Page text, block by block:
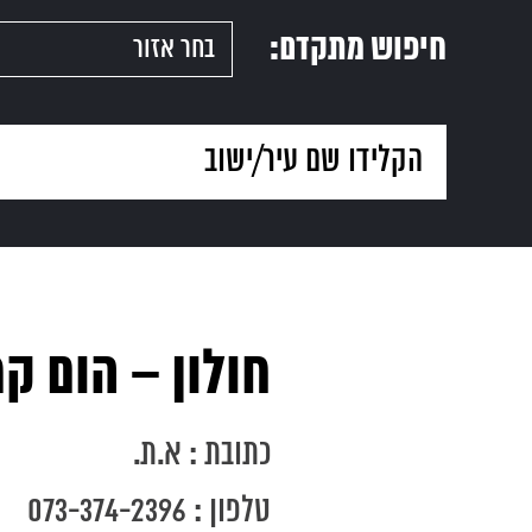
חיפוש מתקדם:
חולון – הום
כתובת : א.ת.
טלפון : 073-374-2396